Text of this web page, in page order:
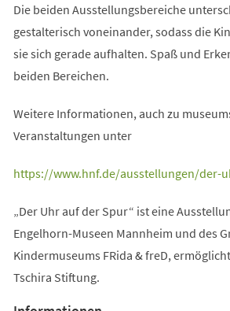
Die beiden Ausstellungsbereiche
gestalterisch voneinander, sodass die
sie sich gerade aufhalten. Spaß und
beiden Bereichen.
Weitere Informationen, auch zu
Veranstaltungen unter
https://www.hnf.de/ausstellungen/der-
(Öffnet
einem
neuen
Tab)
„Der Uhr auf der Spur“ ist eine
Engelhorn-Museen Mannheim und des
Kindermuseums FRida & freD,
Tschira Stiftung.